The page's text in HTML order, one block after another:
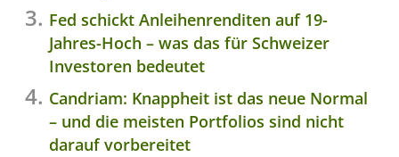
Fed schickt Anleihenrenditen auf 19-
Jahres-Hoch – was das für Schweizer
Investoren bedeutet
Candriam: Knappheit ist das neue Normal
– und die meisten Portfolios sind nicht
darauf vorbereitet